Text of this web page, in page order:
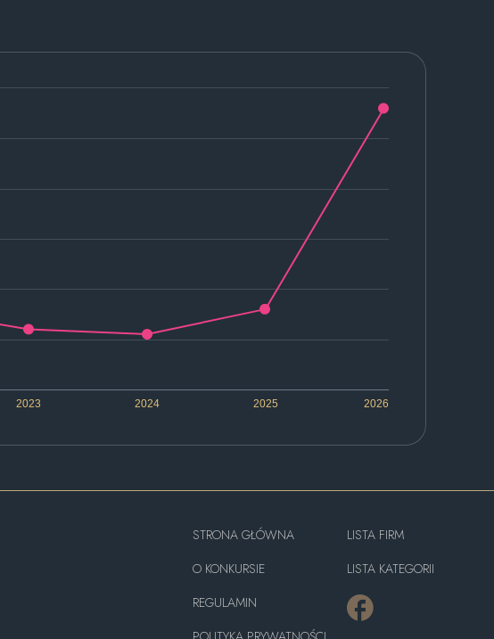
2023 2024 2025 2026
STRONA GŁÓWNA
O KONKURSIE
REGULAMIN
LISTA FIRM
LISTA KATEGORII